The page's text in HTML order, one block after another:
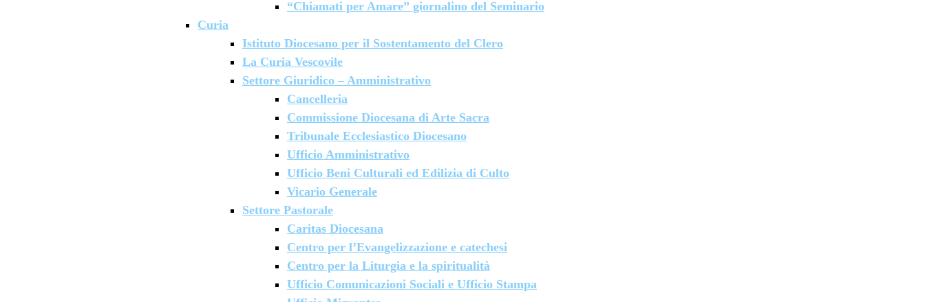
“Chiamati per Amare” giornalino del Seminario
Curia
Istituto Diocesano per il Sostentamento del Clero
La Curia Vescovile
Settore Giuridico – Amministrativo
Cancelleria
Commissione Diocesana di Arte Sacra
Tribunale Ecclesiastico Diocesano
Ufficio Amministrativo
Ufficio Beni Culturali ed Edilizia di Culto
Vicario Generale
Settore Pastorale
Caritas Diocesana
Centro per l’Evangelizzazione e catechesi
Centro per la Liturgia e la spiritualità
Ufficio Comunicazioni Sociali e Ufficio Stampa